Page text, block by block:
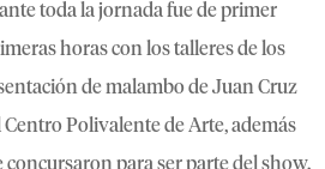
toda la jornada fue de primer
horas con los talleres de los
de malambo de Juan Cruz
Polivalente de Arte, además
concursaron para ser parte del show.